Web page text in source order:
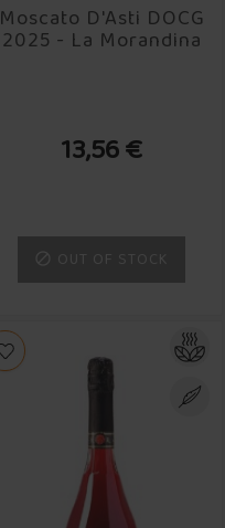
Moscato D'Asti DOCG
2025 - La Morandina
13,56 €
 OUT OF STOCK